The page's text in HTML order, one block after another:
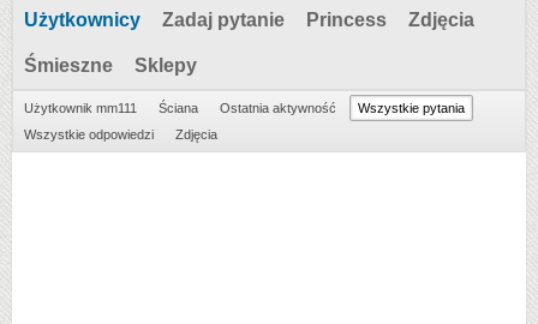
Użytkownicy Zadaj pytanie Princess Zdjęcia
Śmieszne Sklepy
Użytkownik mm111 Ściana Ostatnia aktywność
Wszystkie pytania
Wszystkie odpowiedzi
Zdjęcia